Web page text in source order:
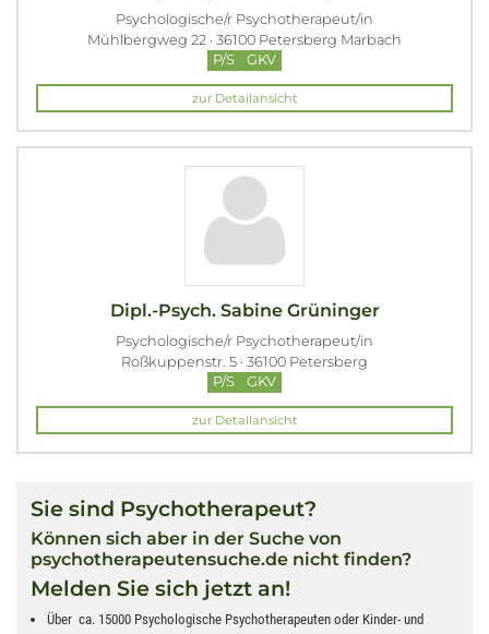
Psychologische/r Psychotherapeut/in
Mühlbergweg 22 · 36100 Petersberg Marbach
P/S
GKV
zur Detailansicht
Dipl.-Psych. Sabine Grüninger
Psychologische/r Psychotherapeut/in
Roßkuppenstr. 5 · 36100 Petersberg
P/S
GKV
zur Detailansicht
Sie sind Psychotherapeut?
Können sich aber in der Suche von
psychotherapeutensuche.de nicht finden?
Melden Sie sich jetzt an!
Über ca. 15000 Psychologische Psychotherapeuten oder Kinder- und